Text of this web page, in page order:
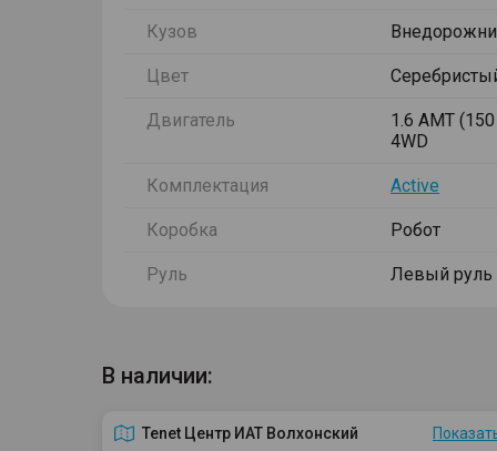
Кузов
Цвет
Двигатель
1.6 AMT (150
4WD
Комплектация Active
Коробка Робот
Руль Левый руль
В наличии:
Tenet Центр ИАТ Волхонский